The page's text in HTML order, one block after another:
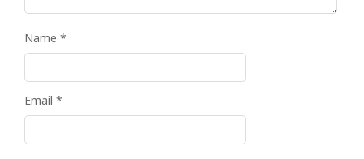
Name *
Email *